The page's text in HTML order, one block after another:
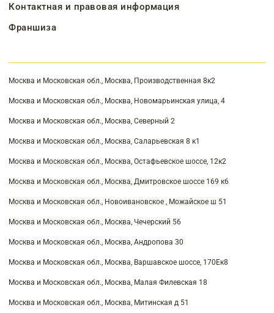
Контактная и правовая информация
Франшиза
Москва и Московская обл., Москва, Производственная 8к2
Москва и Московская обл., Москва, Новомарьинская улица, 4
Москва и Московская обл., Москва, Северный 2
Москва и Московская обл., Москва, Саларьевская 8 к1
Москва и Московская обл., Москва, Остафьевское шоссе, 12к2
Москва и Московская обл., Москва, Дмитровское шоссе 169 к6
Москва и Московская обл., Новоивановское , Можайское ш 51
Москва и Московская обл., Москва, Чечерский 56
Москва и Московская обл., Москва, Андропова 30
Москва и Московская обл., Москва, Варшавское шоссе, 170Ек8
Москва и Московская обл., Москва, Малая Филевская 18
Москва и Московская обл., Москва, Митинская д 51